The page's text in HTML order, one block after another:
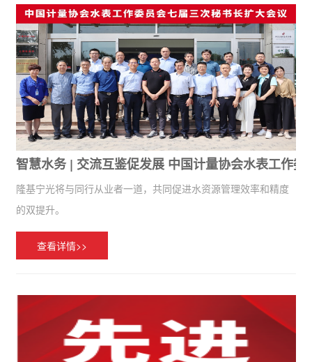
智慧水务 | 交流互鉴促发展 中国计量协会水表工作
隆基宁光将与同行从业者一道，共同促进水资源管理效率和精度
的双提升。
查看详情>>